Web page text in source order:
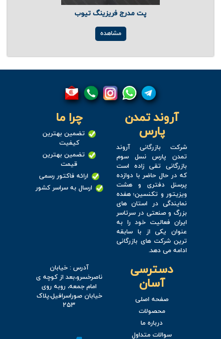
پت مدرج فریزینگ تیوب
مشاهده
آروند تمدن
پارس
شرکت بازرگانی آروند
تمدن پارس نسل سوم
بازرگانی تقی زاده است
که در حال حاضر با دوازده
پرسنل دفتری و هشت
ویزیتور و تکنسین؛ هفده
نمایندگی در استان های
بزرگ و صنعتی در سرتاسر
ایران فعالیت خود را به
عنوان یکی از با سابقه
ترین شرکت های بازرگانی
ادامه می دهد.
چرا ما
تضمین بهترین
کیفیت
تضمین بهترین
قیمت
ارائه فاکتور رسمی
ارسال به سراسر کشور
دسترسی
آسان
صفحه اصلی
محصولات
درباره ما
سوالات متداول
آدرس : خیابان
ناصرخسرو،بعد از کوچه ی
امام جمعه، روبه روی
خیابان صوراسرافیل،پلاک
۲۵۳